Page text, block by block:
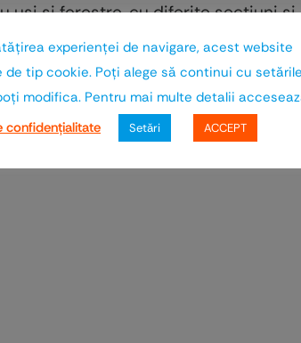
si ferestre, cu diferite sectiuni si
asigura rezistenta la factorii de
gama bogata de culori pentru a
de care sunteti interesat.
experienţei de navigare, acest website
de tip cookie. Poţi alege să continui cu setările
modifica. Pentru mai multe detalii
confidenţialitate
Setări ACCEPT